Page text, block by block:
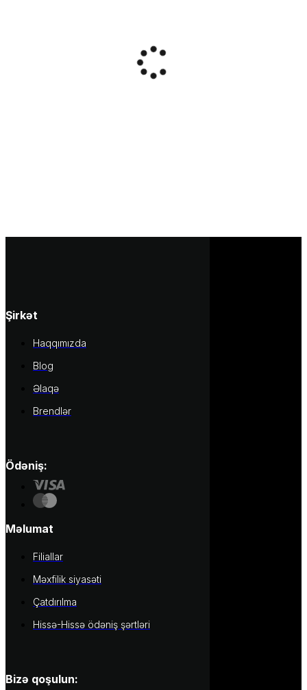
Şirkət
Haqqımızda
Blog
Əlaqə
Brendlər
Ödəniş:
Məlumat
Filiallar
Məxfilik siyasəti
Çatdırılma
Hissə-Hissə ödəniş şərtləri
Bizə qoşulun: